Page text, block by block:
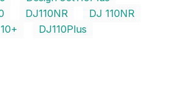
DJ110NR
DJ 110NR
DJ110Plus